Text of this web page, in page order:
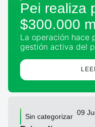
Pei realiza
$300.000
luego de la
Plaza
La operación hace
gestión activa del
financiera del
para futuras
aproximadamente
Sin categorizar 09